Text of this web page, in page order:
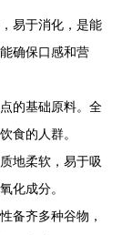
易于消化，是能
确保口感和营
的基础原料。全
食的人群。
地柔软，易于吸
化成分。
备齐多种谷物，